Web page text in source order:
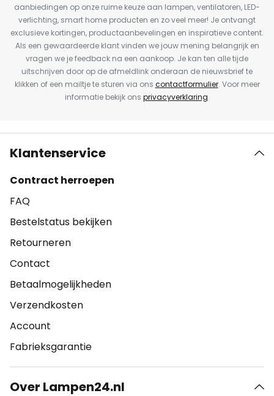
aanbiedingen op onze ruime keuze aan lampen, ventilatoren, LED-
verlichting, smart home producten en zo veel meer! Je ontvangt
exclusieve kortingen, productaanbevelingen en inspiratieve content.
Als een gewaardeerde klant vinden we jouw mening belangrijk en
vragen we je feedback na een aankoop. Je kan ten alle tijde
uitschrijven door op de afmeldlink onderaan de nieuwsbrief te
klikken of een mailtje te sturen via ons contactformulier. Voor meer
informatie bekijk ons privacyverklaring.
Klantenservice
Contract herroepen
FAQ
Bestelstatus bekijken
Retourneren
Contact
Betaalmogelijkheden
Verzendkosten
Account
Fabrieksgarantie
Over Lampen24.nl